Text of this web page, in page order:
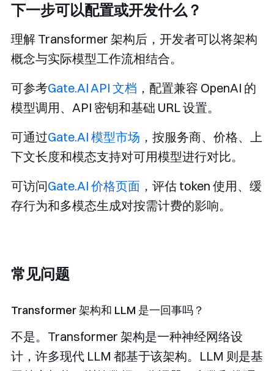
下一步可以配置或开发什么？
理解 Transformer 架构后，开发者可以将架构
概念与实际模型工作流相结合。
可参考Gate.AI API 文档 ，配置兼容 OpenAI 的
模型调用、API 密钥和基础 URL 设置。
可通过Gate.AI 模型市场 ，按服务商、价格、上
下文长度和模态支持对可用模型进行对比。
可访问Gate.AI 价格页面 ，评估 token 使用、缓
存行为和多模态生成对按需计费的影响。
常见问题
Transformer 架构和 LLM 是一回事吗？
不是。Transformer 架构是一种神经网络设
计，许多现代 LLM 都基于该架构。LLM 则是基